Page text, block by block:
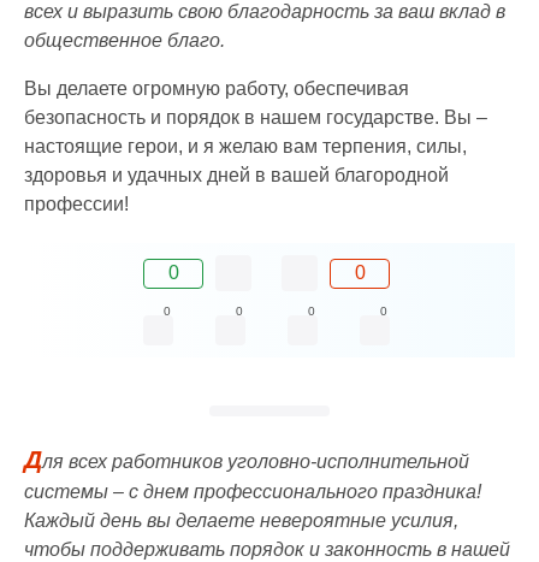
всех и выразить свою благодарность за ваш вклад в
общественное благо.
Вы делаете огромную работу, обеспечивая
безопасность и порядок в нашем государстве. Вы –
настоящие герои, и я желаю вам терпения, силы,
здоровья и удачных дней в вашей благородной
профессии!
0 0
0 0 0 0
Для всех работников уголовно-исполнительной
системы – с днем профессионального праздника!
Каждый день вы делаете невероятные усилия,
чтобы поддерживать порядок и законность в нашей